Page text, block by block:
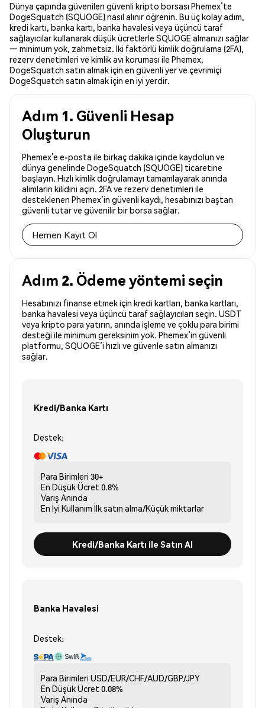
Dünya çapında güvenilen güvenli kripto borsası Phemex’te
DogeSquatch (SQUOGE) nasıl alınır öğrenin. Bu üç kolay adım,
kredi kartı, banka kartı, banka havalesi veya üçüncü taraf
sağlayıcılar kullanarak düşük ücretlerle SQUOGE almanızı sağlar
— minimum yok, zahmetsiz. İki faktörlü kimlik doğrulama (2FA),
rezerv denetimleri ve kimlik avı koruması ile Phemex,
DogeSquatch satın almak için en güvenli yer ve çevrimiçi
DogeSquatch satın almak için en iyi yerdir.
Adım 1. Güvenli Hesap
Oluşturun
Phemex’e e-posta ile birkaç dakika içinde kaydolun ve
dünya genelinde DogeSquatch (SQUOGE) ticaretine
başlayın. Hızlı kimlik doğrulamayı tamamlayarak anında
alımların kilidini açın. 2FA ve rezerv denetimleri ile
desteklenen Phemex’in güvenli kaydı, hesabınızı baştan
güvenli tutar ve güvenilir bir borsa sağlar.
Hemen Kayıt Ol
Adım 2. Ödeme yöntemi seçin
Hesabınızı finanse etmek için kredi kartları, banka kartları,
banka havalesi veya üçüncü taraf sağlayıcıları seçin. USDT
veya kripto para yatırın, anında işleme ve çoklu para birimi
desteği ile minimum gereksinim yok. Phemex’in güvenli
platformu, SQUOGE’i hızlı ve güvenle satın almanızı
sağlar.
Kredi/Banka Kartı
Destek:
Para Birimleri 30+
En Düşük Ücret 0.8%
Varış Anında
En İyi Kullanım İlk satın alma/Küçük miktarlar
Kredi/Banka Kartı ile Satın Al
Banka Havalesi
Destek:
Para Birimleri USD/EUR/CHF/AUD/GBP/JPY
En Düşük Ücret 0.08%
Varış Anında